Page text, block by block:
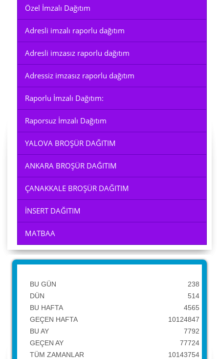
Özel İmzalı Dağıtım
Adresli imzalı raporlu dağıtım
Adresli imzasız raporlu dağıtım
Adressiz imzasız raporlu dağıtım
Raporlu İmzalı Dağıtım:
Raporsuz İmzalı Dağıtım
YALOVA BROŞÜR DAĞITIM
ANKARA BROŞÜR DAĞITIM
ÇANAKKALE BROŞÜR DAĞITIM
İNSERT DAĞITIM
MATBAA
BU GÜN
DÜN
BU HAFTA
GEÇEN HAFTA
BU AY
GEÇEN AY
TÜM ZAMANLAR
238
514
4565
10124847
7792
77724
10143754